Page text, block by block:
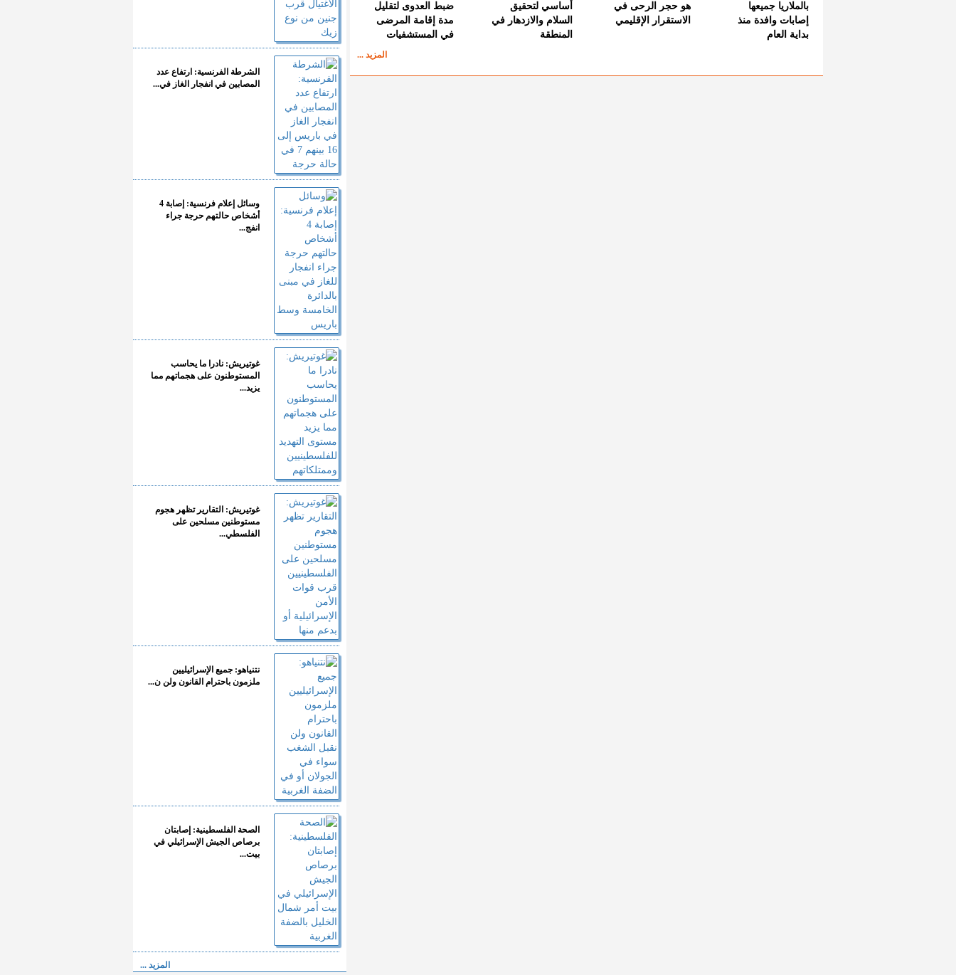
بالملاريا جميعها
إصابات وافدة منذ
بداية العام
هو حجر الرحى في
الاستقرار الإقليمي
أساسي لتحقيق
السلام والازدهار في
المنطقة
ضبط العدوى لتقليل
مدة إقامة المرضى
في المستشفيات
المزيد ...
الشرطة الفرنسية: ارتفاع عدد
المصابين في انفجار الغاز في...
وسائل إعلام فرنسية: إصابة 4
أشخاص حالتهم حرجة جراء
انفج...
غوتيريش: نادرا ما يحاسب
المستوطنون على هجماتهم مما
يزيد...
غوتيريش: التقارير تظهر هجوم
مستوطنين مسلحين على
الفلسطي...
نتنياهو: جميع الإسرائيليين
ملزمون باحترام القانون ولن ن...
الصحة الفلسطينية: إصابتان
برصاص الجيش الإسرائيلي في
بيت...
المزيد ...